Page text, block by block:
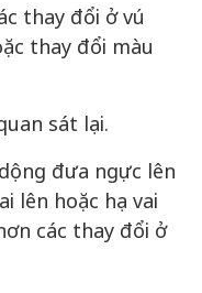
thay đổi ở vú
thay đổi màu
sát lại.
đưa ngực lên
lên hoặc hạ vai
các thay đổi ở